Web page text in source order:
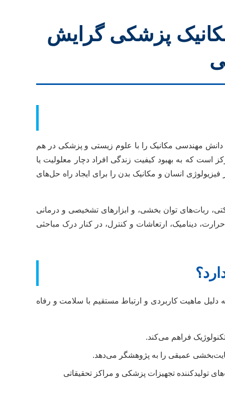
پزشکی گرایش
مهندسی مکانیک را با علوم زیستی و پزشکی در هم
که به بهبود کیفیت زندگی افراد دچار معلولیت یا
انسان و مکانیک بدن را برای ایجاد راه حل‌های
ربات‌های توان بخشی، و ابزارهای تشخیصی و درمانی
دینامیک، ارتعاشات و کنترل، در کنار درک مباحثی
ماهیت کاربردی و ارتباط مستقیم با سلامت و رفاه
فراهم می‌کند.
عمیقی را به پژوهشگر می‌دهد.
تولیدکننده تجهیزات پزشکی و مراکز تحقیقاتی